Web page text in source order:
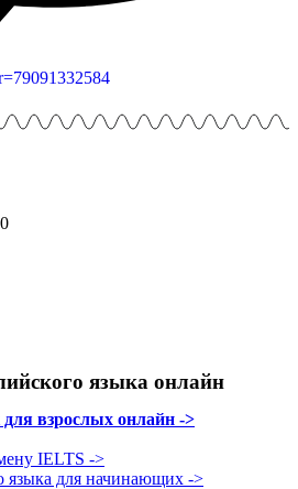
языка онлайн
взрослых онлайн ->
IELTS ->
языка для начинающих ->